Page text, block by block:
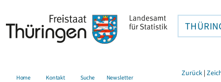
Home Kontakt Suche Newsletter Zurück |